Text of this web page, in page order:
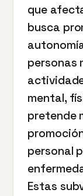
que
busca
personas
mental,
pretende
personal
Estas